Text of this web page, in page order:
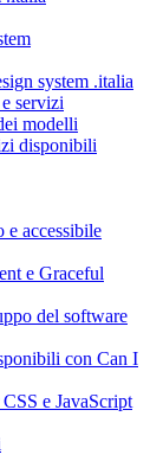
system .italia
servizi
modelli
disponibili
e accessibile
e Graceful
del software
con Can I
e JavaScript